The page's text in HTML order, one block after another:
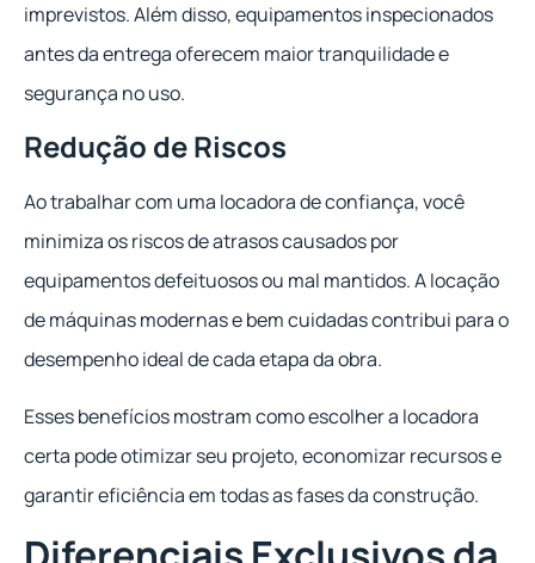
imprevistos. Além disso, equipamentos inspecionados
antes da entrega oferecem maior tranquilidade e
segurança no uso.
Redução de Riscos
Ao trabalhar com uma locadora de confiança, você
minimiza os riscos de atrasos causados por
equipamentos defeituosos ou mal mantidos. A locação
de máquinas modernas e bem cuidadas contribui para o
desempenho ideal de cada etapa da obra.
Esses benefícios mostram como escolher a locadora
certa pode otimizar seu projeto, economizar recursos e
garantir eficiência em todas as fases da construção.